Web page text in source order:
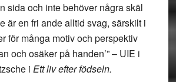
sida och inte behöver några skäl
är en fri ande alltid svag, särskilt i
för många motiv och perspektiv
och osäker på handen’” – UIE i
i Ett liv efter födseln.